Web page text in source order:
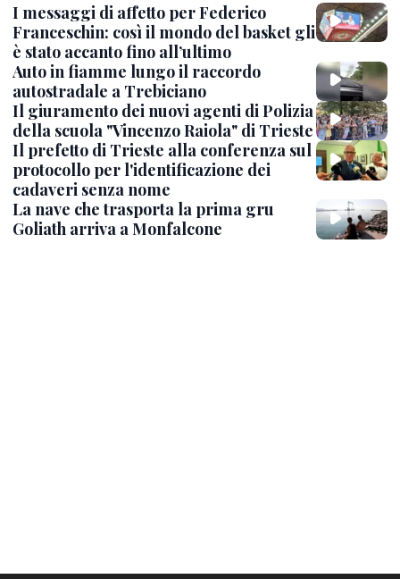
I messaggi di affetto per Federico
Franceschin: così il mondo del basket gli
è stato accanto fino all’ultimo
Auto in fiamme lungo il raccordo
autostradale a Trebiciano
Il giuramento dei nuovi agenti di Polizia
della scuola "Vincenzo Raiola" di Trieste
Il prefetto di Trieste alla conferenza sul
protocollo per l'identificazione dei
cadaveri senza nome
La nave che trasporta la prima gru
Goliath arriva a Monfalcone